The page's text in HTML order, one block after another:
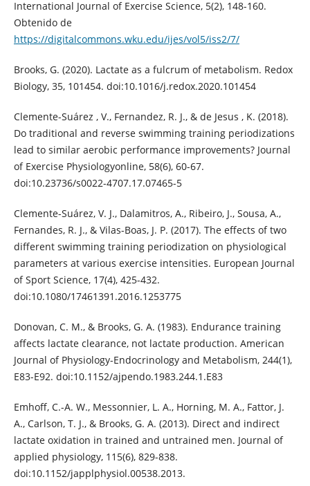
International Journal of Exercise Science, 5(2), 148-160.
Obtenido de
https://digitalcommons.wku.edu/ijes/vol5/iss2/7/
Brooks, G. (2020). Lactate as a fulcrum of metabolism. Redox
Biology, 35, 101454. doi:10.1016/j.redox.2020.101454
Clemente-Suárez , V., Fernandez, R. J., & de Jesus , K. (2018).
Do traditional and reverse swimming training periodizations
lead to similar aerobic performance improvements? Journal
of Exercise Physiologyonline, 58(6), 60-67.
doi:10.23736/s0022-4707.17.07465-5
Clemente-Suárez, V. J., Dalamitros, A., Ribeiro, J., Sousa, A.,
Fernandes, R. J., & Vilas-Boas, J. P. (2017). The effects of two
different swimming training periodization on physiological
parameters at various exercise intensities. European Journal
of Sport Science, 17(4), 425-432.
doi:10.1080/17461391.2016.1253775
Donovan, C. M., & Brooks, G. A. (1983). Endurance training
affects lactate clearance, not lactate production. American
Journal of Physiology-Endocrinology and Metabolism, 244(1),
E83-E92. doi:10.1152/ajpendo.1983.244.1.E83
Emhoff, C.-A. W., Messonnier, L. A., Horning, M. A., Fattor, J.
A., Carlson, T. J., & Brooks, G. A. (2013). Direct and indirect
lactate oxidation in trained and untrained men. Journal of
applied physiology, 115(6), 829-838.
doi:10.1152/japplphysiol.00538.2013.